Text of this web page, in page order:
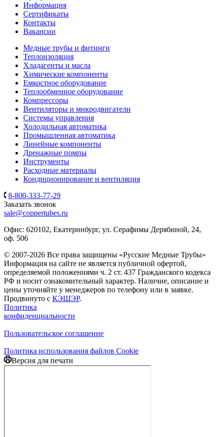
Информация
Сертификаты
Контакты
Вакансии
Медные трубы и фитинги
Теплоизоляция
Хладагенты и масла
Химические компоненты
Емкостное оборудование
Теплообменное оборудование
Компрессоры
Вентиляторы и микродвигатели
Системы управления
Холодильная автоматика
Промышленная автоматика
Линейные компоненты
Дренажные помпы
Инструменты
Расходные материалы
Кондиционирование и вентиляция
8-800-333-77-29
Заказать звонок
sale@coppertubes.ru
Офис: 620102, Екатеринбург, ул. Серафимы Дерябиной, 24,
оф. 506
© 2007-2026 Все права защищены «Русские Медные Трубы»
Информация на сайте не является публичной офертой,
определяемой положениями ч. 2 ст. 437 Гражданского кодекса
РФ и носит ознакомительный характер. Наличие, описание и
цены уточняйте у менеджеров по телефону или в заявке.
Продвинуто с КЭШЭР.
Политика
конфиденциальности
Пользовательское соглашение
Политика использования файлов Cookie
Версия для печати